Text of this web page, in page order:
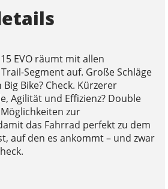
EVO räumt mit allen
Segment auf. Große Schläge
Bike? Check. Kürzerer
Agilität und Effizienz? Double
zur
das Fahrrad perfekt zu dem
auf den es ankommt – und zwar